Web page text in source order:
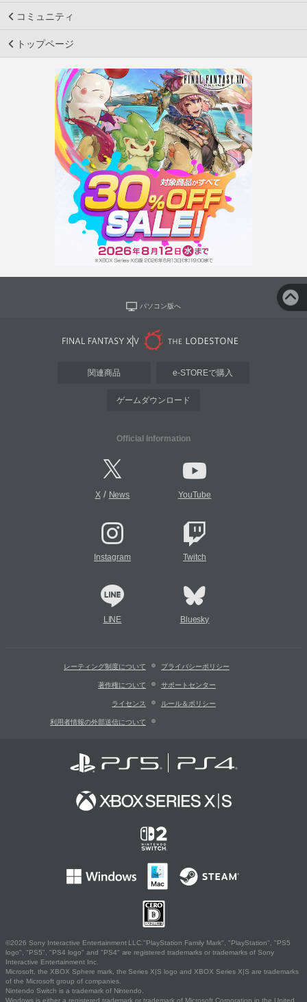
コミュニティ
トップページ
パソコン版へ
関連商品 e-STOREで購入
ゲームダウンロード
Official Information
X/ News YouTube
Instagram Twitch
LINE Bluesky
レーティング制度について プライバシーポリシー
著作権について サポートセンター
ライセンス ルール＆ポリシー
利用者情報の外部送信について
©2026 Sony Interactive Entertainment LLC."PlayStation Family Mark", "PlayStation", "PS5
logo", "PS5", "PS4 logo" and "PS4" are registered trademarks or trademarks of Sony
Interactive Entertainment Inc.
Microsoft, the XBOX Sphere mark, the Series X|S logo and XBOX Series X|S are trademarks
of the Microsoft group of companies.
Nintendo Switch is a trademark of Nintendo.
Windows is either a registered trademark or trademark of Microsoft Corporation in the United